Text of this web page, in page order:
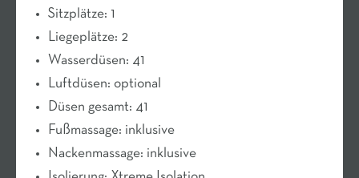
Sitzplätze: 1
Liegeplätze: 2
Wasserdüsen: 41
Luftdüsen: optional
Düsen gesamt: 41
Fußmassage: inklusive
Nackenmassage: inklusive